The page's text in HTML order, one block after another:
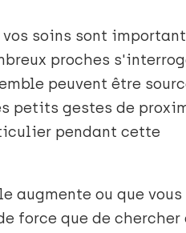
soins sont
proches
peuvent être
petits gestes de
pendant cette
augmente ou que vous
force que de chercher